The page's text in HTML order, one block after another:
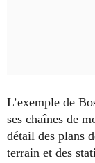
L’exemple de
ses chaînes de
détail des plans
terrain et des